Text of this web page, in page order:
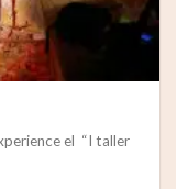
el “I taller